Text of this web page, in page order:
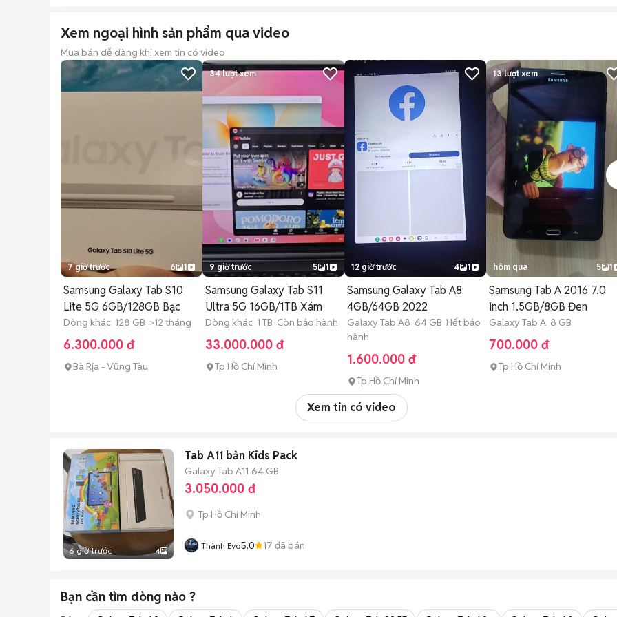
Xem ngoại hình sản phẩm qua video
Mua bán dễ dàng khi xem tin có video
7 giờ trước 6 1
Samsung Galaxy Tab S10
Lite 5G 6GB/128GB Bạc
Dòng khác 128 GB >12 tháng
6.300.000 đ
Bà Rịa - Vũng Tàu
34lượt xem
9 giờ trước 5 1
Samsung Galaxy Tab S11
Ultra 5G 16GB/1TB Xám
Dòng khác 1 TB Còn bảo hành
33.000.000 đ
Tp Hồ Chí Minh
12 giờ trước 4 1
Samsung Galaxy Tab A8
4GB/64GB 2022
Galaxy Tab A8 64 GB Hết bảo
hành
1.600.000 đ
Tp Hồ Chí Minh
13lượt xem
hôm qua 5 1
Samsung Tab A 2016 7.0
inch 1.5GB/8GB Đen
Galaxy Tab A 8 GB
700.000 đ
Tp Hồ Chí Minh
Xem tin có video
6 giờ trước 4
Tab A11 bản Kids Pack
Galaxy Tab A11 64 GB
3.050.000 đ
Tp Hồ Chí Minh
Thành Evo5.0 17 đã bán
Bạn cần tìm dòng nào ?